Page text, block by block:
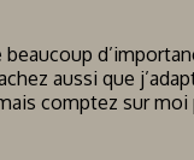
beaucoup
aussi que
comptez sur moi